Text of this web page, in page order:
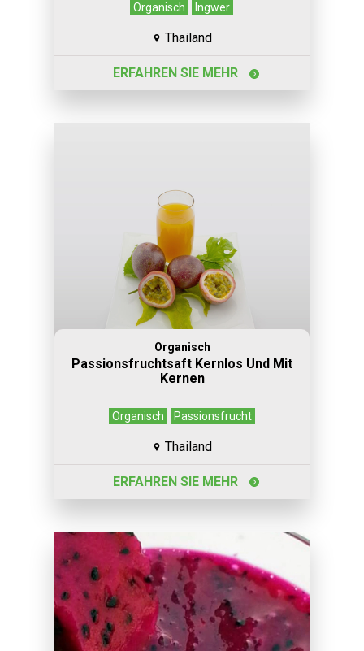
Organisch Ingwer
Thailand
ERFAHREN SIE MEHR
Organisch
Passionsfruchtsaft Kernlos Und Mit
Kernen
Organisch Passionsfrucht
Thailand
ERFAHREN SIE MEHR